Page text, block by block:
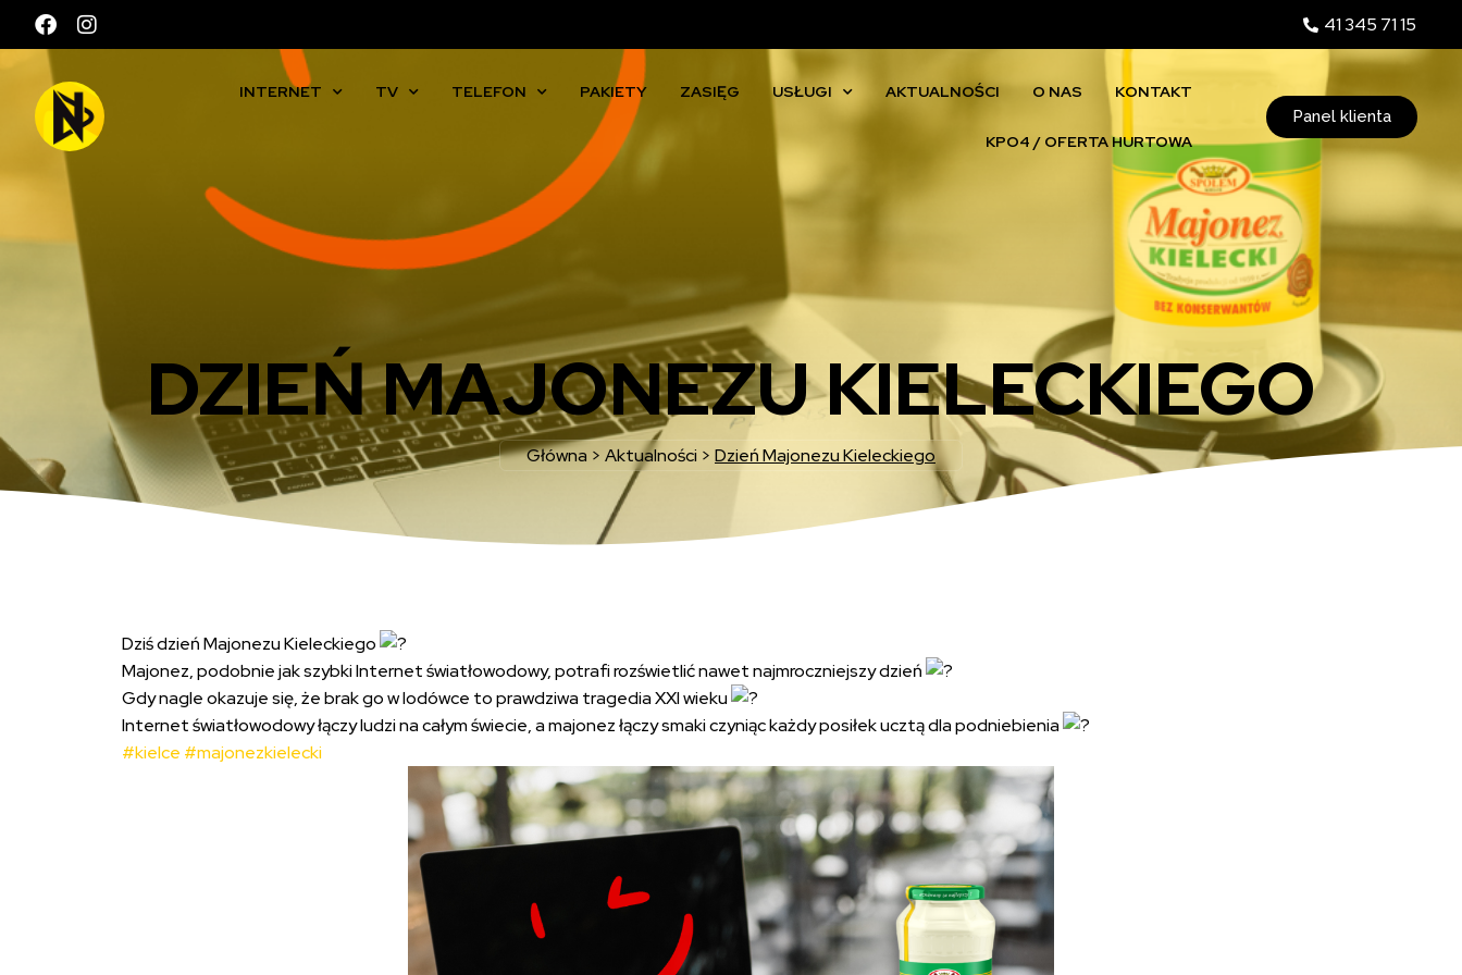
41 345 71 15
INTERNET TV TELEFON PAKIETY ZASIĘG USŁUGI AKTUALNOŚCI O NAS KONTAKT
KPO4 / OFERTA HURTOWA
Panel klienta
DZIEŃ MAJONEZU KIELECKIEGO
Główna > Aktualności > Dzień Majonezu Kieleckiego
Dziś dzień Majonezu Kieleckiego
Majonez, podobnie jak szybki Internet światłowodowy, potrafi rozświetlić nawet najmroczniejszy dzień
Gdy nagle okazuje się, że brak go w lodówce to prawdziwa tragedia XXI wieku
Internet światłowodowy łączy ludzi na całym świecie, a majonez łączy smaki czyniąc każdy posiłek ucztą dla podniebienia
#kielce #majonezkielecki